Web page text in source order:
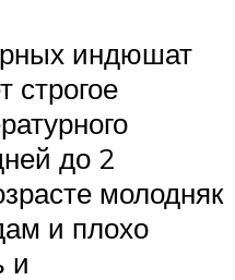
индюшат
строгое
до 2
молодняк
и плохо
и